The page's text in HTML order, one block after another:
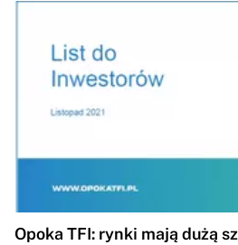
Opoka TFI: rynki mają dużą